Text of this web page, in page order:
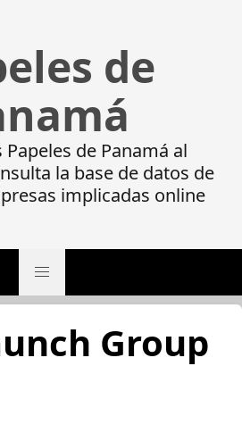
de
de Panamá al
la base de datos de
implicadas online
Group